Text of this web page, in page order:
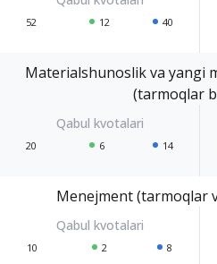
52 12 40
Materialshunoslik va yangi
(tarmoqlar
20 6 14
Menejment (tarmoqlar
10 2 8